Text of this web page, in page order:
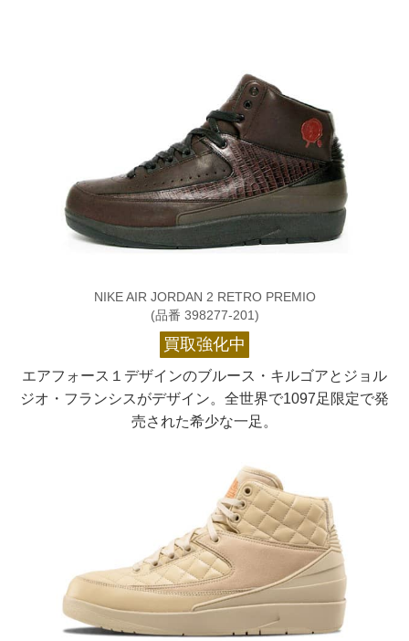
NIKE AIR JORDAN 2 RETRO PREMIO
(品番 398277-201)
買取強化中
エアフォース１デザインのブルース・キルゴアとジョル
ジオ・フランシスがデザイン。全世界で1097足限定で発
売された希少な一足。